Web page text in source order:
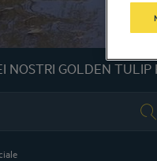
NOSTRI GOLDEN TULIP